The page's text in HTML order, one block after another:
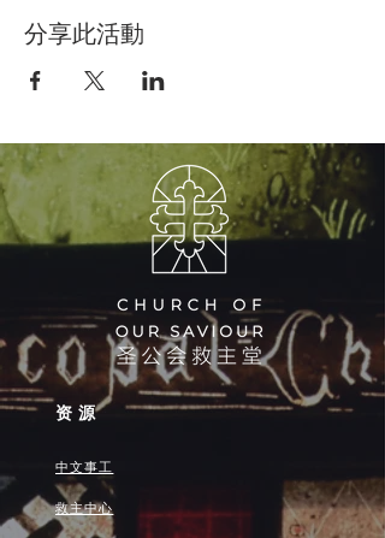
分享此活動
资源
中文事工
救主中心